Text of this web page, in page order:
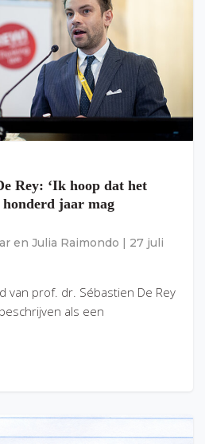
Rey: ‘Ik hoop dat het
jaar mag
en Julia Raimondo
27 juli
van prof. dr. Sébastien De Rey
als een